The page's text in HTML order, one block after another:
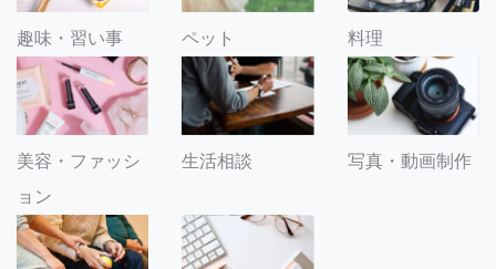
趣味・習い事 ペット 料理
美容・ファッシ
ョン
生活相談 写真・動画制作